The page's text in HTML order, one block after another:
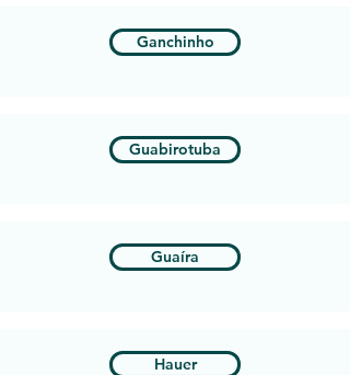
Ganchinho
Guabirotuba
Guaíra
Hauer